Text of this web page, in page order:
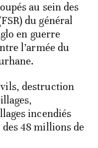
au sein des
du général
en guerre
l’armée du
destruction
incendiés
48 millions de